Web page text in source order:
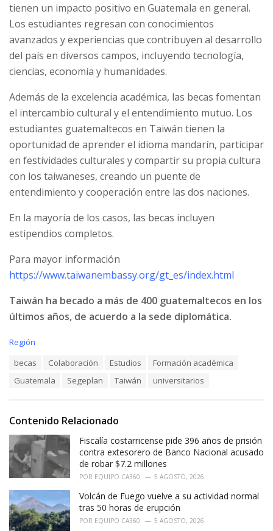
tienen un impacto positivo en Guatemala en general.
Los estudiantes regresan con conocimientos
avanzados y experiencias que contribuyen al desarrollo
del país en diversos campos, incluyendo tecnología,
ciencias, economía y humanidades.
Además de la excelencia académica, las becas fomentan
el intercambio cultural y el entendimiento mutuo. Los
estudiantes guatemaltecos en Taiwán tienen la
oportunidad de aprender el idioma mandarín, participar
en festividades culturales y compartir su propia cultura
con los taiwaneses, creando un puente de
entendimiento y cooperación entre las dos naciones.
En la mayoría de los casos, las becas incluyen
estipendios completos.
Para mayor información
https://www.taiwanembassy.org/gt_es/index.html
Taiwán ha becado a más de 400 guatemaltecos en los
últimos años, de acuerdo a la sede diplomática.
C
i
:
Región
becas Colaboración Estudios
Formación académica
Guatemala
Segeplan Taiwán universitarios
Contenido Relacionado
Fiscalía costarricense pide 396 años de prisión
contra extesorero de Banco Nacional acusado
de robar $7.2 millones
POR EQUIPO CA360 5 AGOSTO, 2026
Volcán de Fuego vuelve a su actividad normal
tras 50 horas de erupción
POR EQUIPO CA360 5 AGOSTO, 2026